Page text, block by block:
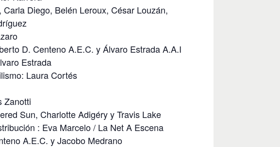
Diego, Belén Leroux, César Louzán,
D. Centeno A.E.C. y Álvaro Estrada A.A.I
Estrada
Laura Cortés
Zanotti
Sun, Charlotte Adigéry y Travis Lake
: Eva Marcelo / La Net A Escena
A.E.C. y Jacobo Medrano